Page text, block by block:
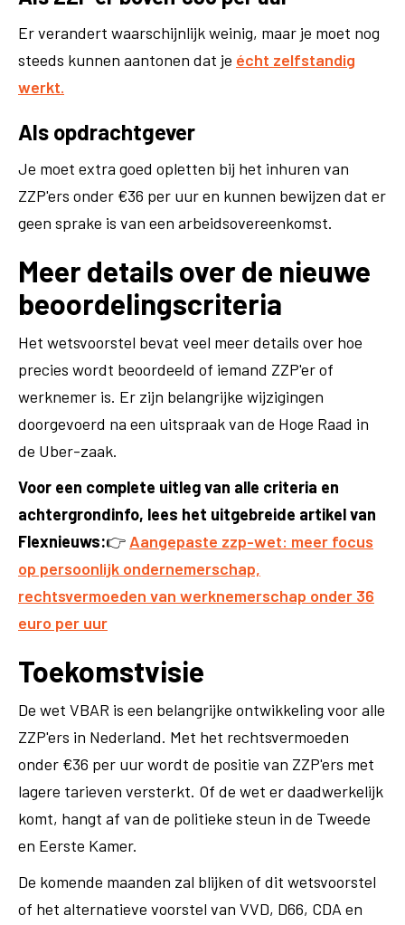
Er verandert waarschijnlijk weinig, maar je moet nog
steeds kunnen aantonen dat je écht zelfstandig
werkt.
Als opdrachtgever
Je moet extra goed opletten bij het inhuren van
ZZP'ers onder €36 per uur en kunnen bewijzen dat er
geen sprake is van een arbeidsovereenkomst.
Meer details over de nieuwe
beoordelingscriteria
Het wetsvoorstel bevat veel meer details over hoe
precies wordt beoordeeld of iemand ZZP'er of
werknemer is. Er zijn belangrijke wijzigingen
doorgevoerd na een uitspraak van de Hoge Raad in
de Uber-zaak.
Voor een complete uitleg van alle criteria en
achtergrondinfo, lees het uitgebreide artikel van
Flexnieuws:👉 Aangepaste zzp-wet: meer focus
op persoonlijk ondernemerschap,
rechtsvermoeden van werknemerschap onder 36
euro per uur
Toekomstvisie
De wet VBAR is een belangrijke ontwikkeling voor alle
ZZP'ers in Nederland. Met het rechtsvermoeden
onder €36 per uur wordt de positie van ZZP'ers met
lagere tarieven versterkt. Of de wet er daadwerkelijk
komt, hangt af van de politieke steun in de Tweede
en Eerste Kamer.
De komende maanden zal blijken of dit wetsvoorstel
of het alternatieve voorstel van VVD, D66, CDA en